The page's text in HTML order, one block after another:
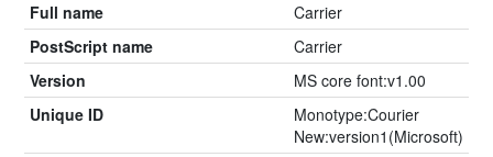
Full name
Carrier
PostScript name
Carrier
Version
MS core font:v1.00
Unique ID
Monotype:Courier
New:version1(Microsoft)